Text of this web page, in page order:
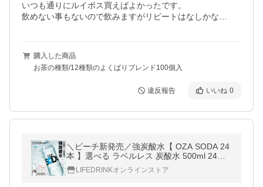
いつも通りにルイボス買えばよかったです。
飲めない事もないので飲みますがリピートはなしかな…
購入した商品
お茶の種類/12種類のよくばりブレンド100個入
違反報告 いいね 0
＼ピーチ新発売／強炭酸水【 OZA SODA 24
本 】選べる ラベルレス 炭酸水 500ml 24本
最短翌日お届け ラベルレス 無糖 爆買
LIFEDRINKオンラインストア